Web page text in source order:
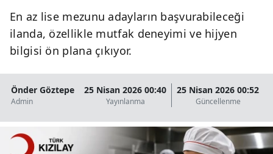
En az lise mezunu adayların başvurabileceği
ilanda, özellikle mutfak deneyimi ve hijyen
bilgisi ön plana çıkıyor.
Önder Göztepe
Admin
25 Nisan 2026 00:40
Yayınlanma
25 Nisan 2026 00:52
Güncellenme